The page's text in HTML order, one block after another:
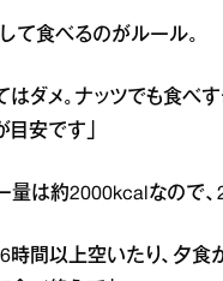
て食べるのがルール。
はダメ。ナッツでも食べ
安です」
量は約2000kcalなので、
時間以上空いたり、夕